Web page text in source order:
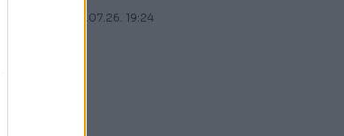
05.07.26. 19:24